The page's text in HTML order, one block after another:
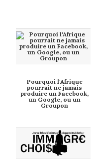
Pourquoi l'Afrique
pourrait ne jamais
produire un Facebook,
un Google, ou un
Groupon